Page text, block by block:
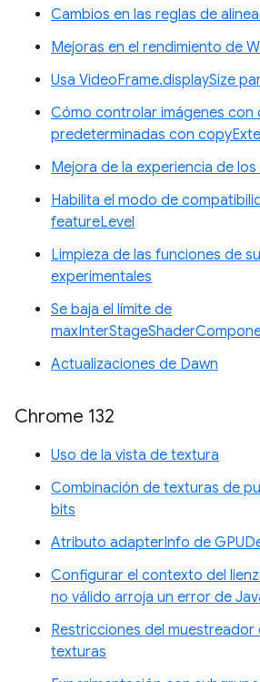
Cambios en las reglas de
Mejoras en el rendimiento de
Usa VideoFrame.displaySize
Cómo controlar imágenes con
predeterminadas con
Mejora de la experiencia de
Habilita el modo de
featureLevel
Limpieza de las funciones de
experimentales
Se baja el límite de
Actualizaciones de Dawn
Chrome 132
Uso de la vista de textura
Combinación de texturas de
bits
Atributo adapterInfo de
Configurar el contexto del
no válido arroja un error de
Restricciones del
texturas